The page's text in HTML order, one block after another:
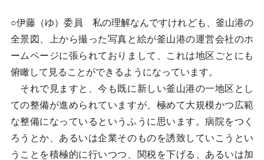
○伊藤（ゆ）委員 私の理解なんですけれども、釜山港の
全景図、上から撮った写真と絵が釜山港の運営会社のホ
ームページに張られておりまして、これは地区ごとにも
俯瞰して見ることができるようになっています。
それで見ますと、今も既に新しい釜山港の一地区とし
ての整備が進められていますが、極めて大規模かつ広範
な整備になっているというふうに思います。病院をつく
ろうとか、あるいは企業そのものを誘致していこうとい
うことを積極的に行いつつ、関税を下げる、あるいは加